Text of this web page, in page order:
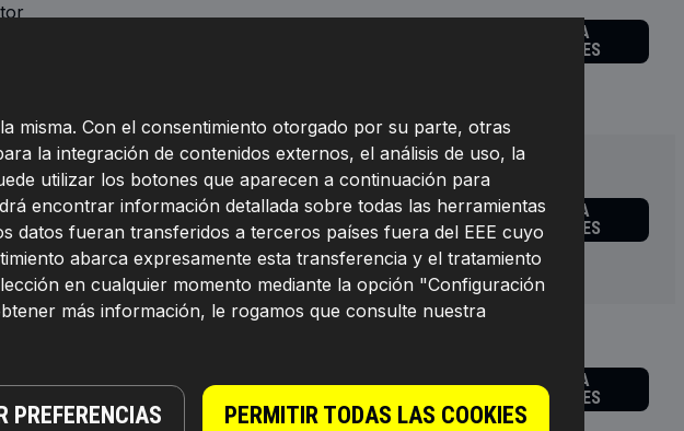
misma. Con el consentimiento otorgado por su parte, otras
la integración de contenidos externos, el análisis de uso, la
utilizar los botones que aparecen a continuación para
encontrar información detallada sobre todas las herramientas
datos fueran transferidos a terceros países fuera del EEE cuyo
abarca expresamente esta transferencia y el tratamiento
en cualquier momento mediante la opción "Configuración
más información, le rogamos que consulte nuestra
PREFERENCIAS PERMITIR TODAS LAS COOKIES
PRECIO PARA
DISTRIBUIDORES
referencia del fabricante:3902I0035, Fabricante: RIDEX,
4059191686827
en stock:
PRECIO PARA
DISTRIBUIDORES
Inyección de gasolina,Resistencia [Ohm]:
del fabricante:3902I0036,Fabricante: RIDEX,
4059191686841
PRECIO PARA
DISTRIBUIDORES